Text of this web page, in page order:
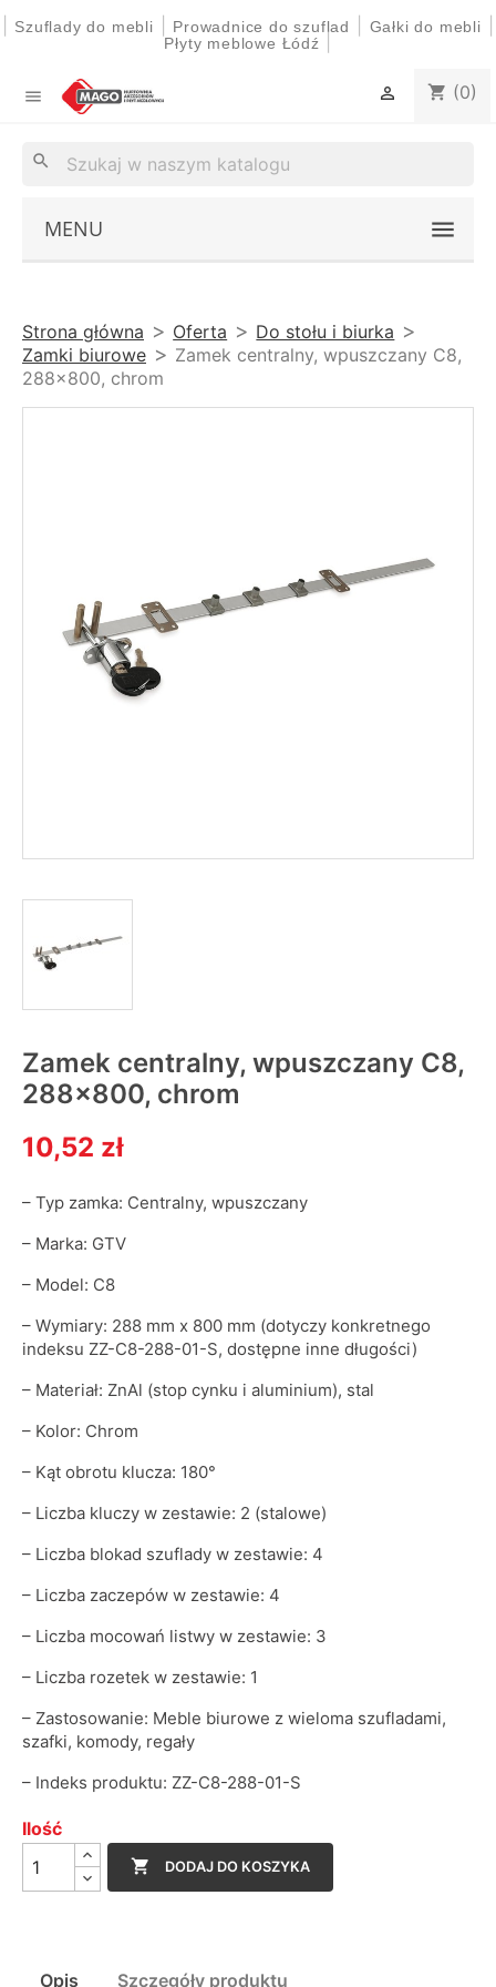
Szuflady do mebli Prowadnice do szuflad Gałki do mebli
Płyty meblowe Łódź
 shopping_cart (0)

search
MENU
Strona główna Oferta
Do stołu i biurka
Zamki biurowe
Zamek centralny, wpuszczany C8,
288×800, chrom
Zamek centralny, wpuszczany C8,
288×800, chrom
10,52 zł
– Typ zamka: Centralny, wpuszczany
– Marka: GTV
– Model: C8
– Wymiary: 288 mm x 800 mm (dotyczy konkretnego
indeksu ZZ-C8-288-01-S, dostępne inne długości)
– Materiał: ZnAl (stop cynku i aluminium), stal
– Kolor: Chrom
– Kąt obrotu klucza: 180°
– Liczba kluczy w zestawie: 2 (stalowe)
– Liczba blokad szuflady w zestawie: 4
– Liczba zaczepów w zestawie: 4
– Liczba mocowań listwy w zestawie: 3
– Liczba rozetek w zestawie: 1
– Zastosowanie: Meble biurowe z wieloma szufladami,
szafki, komody, regały
– Indeks produktu: ZZ-C8-288-01-S
Ilość
 DODAJ DO KOSZYKA
Opis Szczegóły produktu